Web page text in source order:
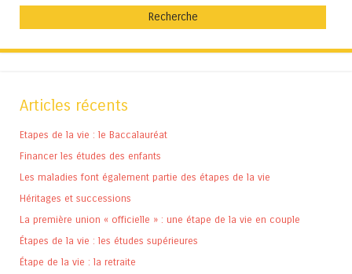
Articles récents
Etapes de la vie : le Baccalauréat
Financer les études des enfants
Les maladies font également partie des étapes de la vie
Héritages et successions
La première union « officielle » : une étape de la vie en couple
Étapes de la vie : les études supérieures
Étape de la vie : la retraite